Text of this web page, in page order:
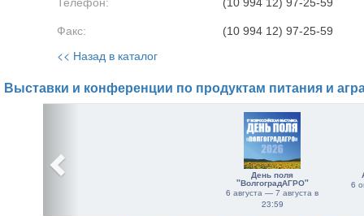
Факс: (10 994 12) 97-25-59
<< Назад в каталог
Выставки и конференции по продуктам питания и
День поля
"ВолгоградАГРО"
6 августа — 7 августа в
23:59
6